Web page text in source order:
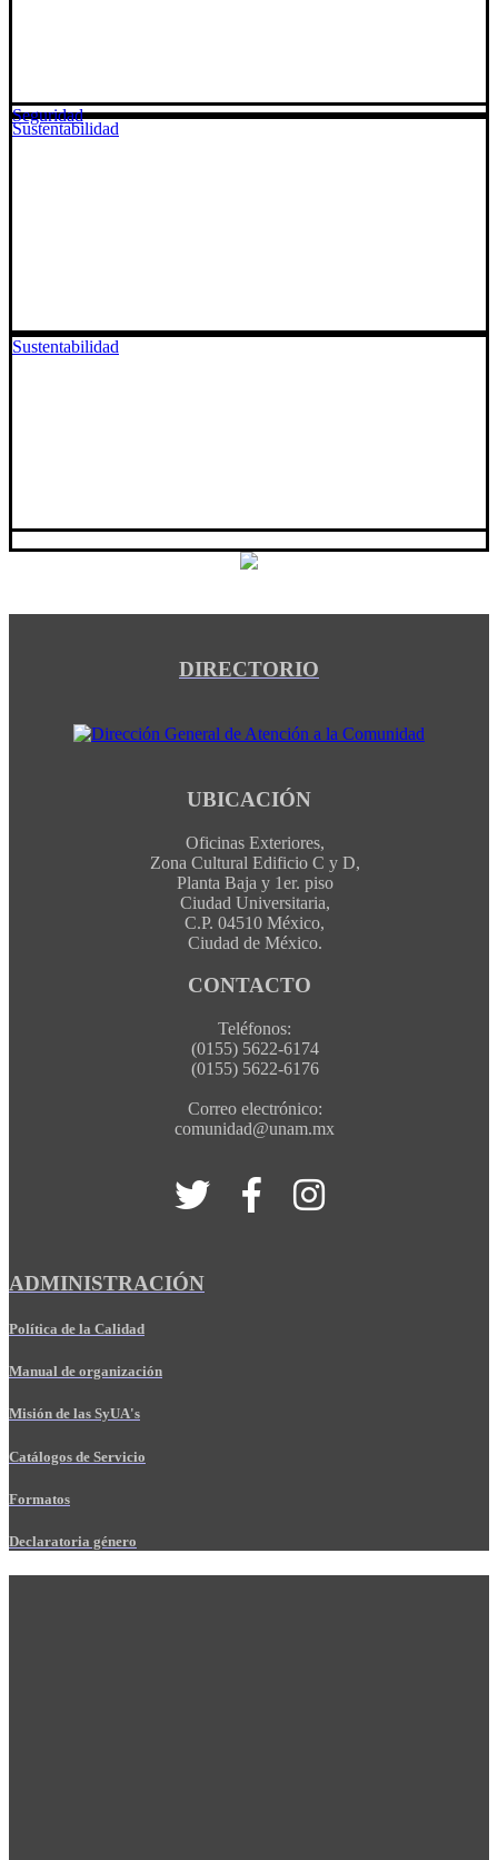
Sustentabilidad
Sustentabilidad
Seguridad
DIRECTORIO
UBICACIÓN
Oficinas Exteriores,
Zona Cultural Edificio C y D,
Planta Baja y 1er. piso
Ciudad Universitaria,
C.P. 04510 México,
Ciudad de México.
CONTACTO
Teléfonos:
(0155) 5622-6174
(0155) 5622-6176
Correo electrónico:
comunidad@unam.mx
ADMINISTRACIÓN
Política de la Calidad
Manual de organización
Misión de las SyUA's
Catálogos de Servicio
Formatos
Declaratoria género